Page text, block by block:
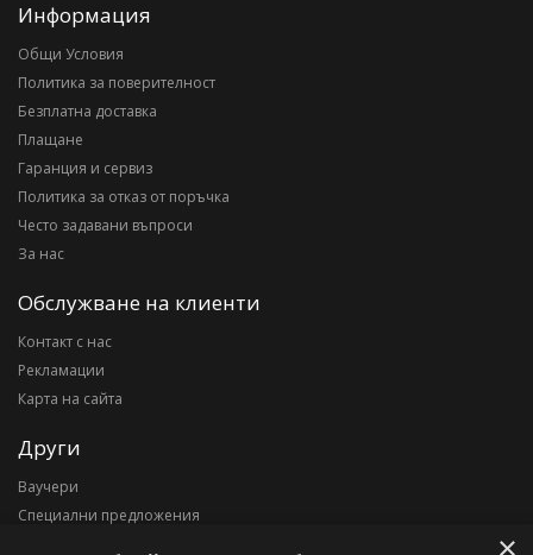
Информация
Общи Условия
Политика за поверителност
Безплатна доставка
Плащане
Гаранция и сервиз
Политика за отказ от поръчка
Често задавани въпроси
За нас
Обслужване на клиенти
Контакт с нас
Рекламации
Карта на сайта
Други
Ваучери
Специални предложения